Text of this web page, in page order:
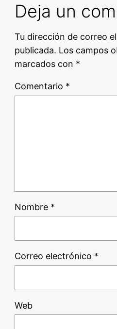
Deja un
Tu dirección de correo
publicada. Los campos
marcados con *
Comentario *
Nombre *
Correo electrónico *
Web